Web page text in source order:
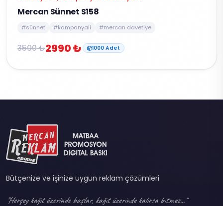
Mercan Sünnet S158
#sünnet #kampanyali #mercan davetiye
3500 ₺2990 ₺ 1000 Adet
Bütçenize ve işinize uygun reklam çözümleri
"Herşey kağıt üzerinde başlar, kağıt üzerinde kalırsa bitmez..."